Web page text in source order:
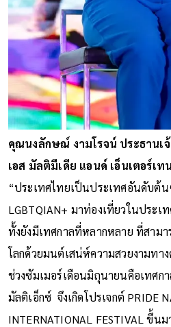
คุณนงลักษณ์ งามโรจน์ ประธานเ
เอส มัลติมีเดีย แอนด์ เอ็นเตอร์เ
“ประเทศไทยเป็นประเทศอันดับต้
LGBTQIAN+ มาท่องเที่ยวในประ
ทั้งยังมีเทศกาลที่หลากหลาย ที่สาม
โลกด้วยมนต์เสน่ห์ความสวยงามท
ช่วงซัมเมอร์เดือนมิถุนายนคือเทศก
มัลติเอ็กซ์ จึงเกิดโปรเจกต์ PRIDE
INTERNATIONAL FESTIVAL ขึ้น